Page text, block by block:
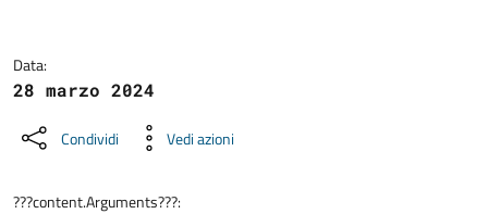
Data:
28 marzo 2024
Condividi Vedi azioni
???content.Arguments???: